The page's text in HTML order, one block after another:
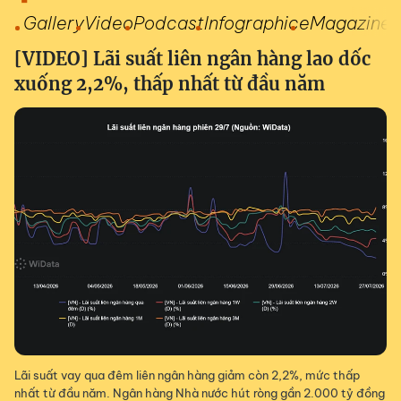
GalleryVideoPodcastInfographiceMagazine
[VIDEO] Lãi suất liên ngân hàng lao dốc
xuống 2,2%, thấp nhất từ đầu năm
Lãi suất vay qua đêm liên ngân hàng giảm còn 2,2%, mức thấp
nhất từ đầu năm. Ngân hàng Nhà nước hút ròng gần 2.000 tỷ đồng